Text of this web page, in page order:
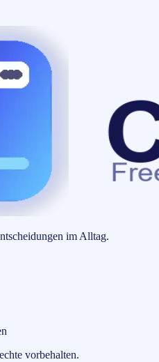
im Alltag.
vorbehalten.